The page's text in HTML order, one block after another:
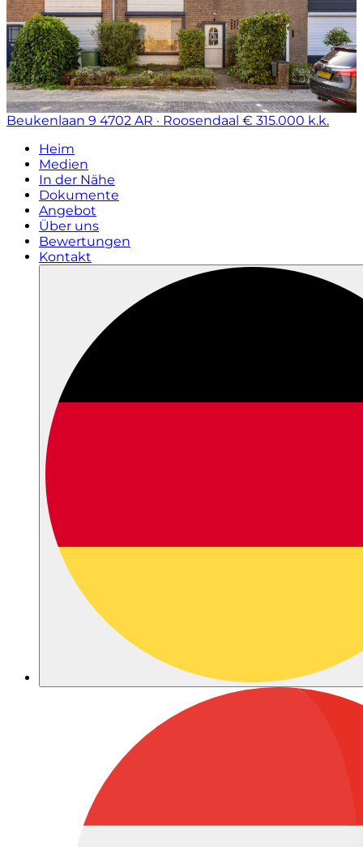
Beukenlaan 9 4702 AR · Roosendaal € 315.000 k.k.
Heim
Medien
In der Nähe
Dokumente
Angebot
Über uns
Bewertungen
Kontakt